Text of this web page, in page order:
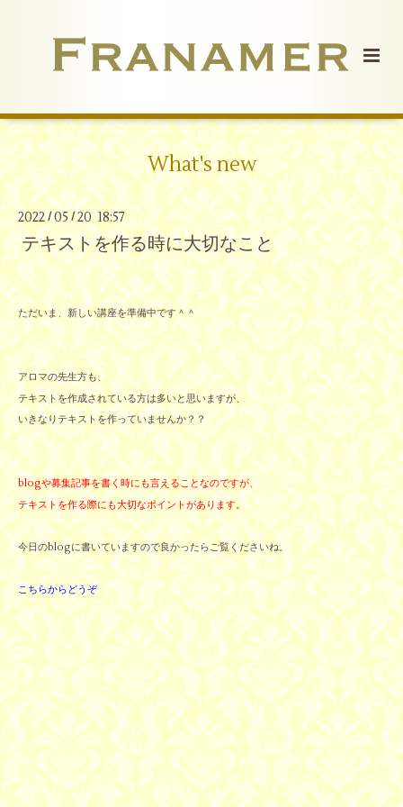
What's new
2022/05 /20 18:57
テキストを作る時に大切なこと
ただいま、新しい講座を準備中です＾＾
アロマの先生方も、
テキストを作成されている方は多いと思いますが、
いきなりテキストを作っていませんか？？
blogや募集記事を書く時にも言えることなのですが、
テキストを作る際にも大切なポイントがあります。
今日のblogに書いていますので良かったらご覧くださいね。
こちらからどうぞ